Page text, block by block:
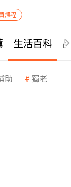
課程
生活百科
助 獨老